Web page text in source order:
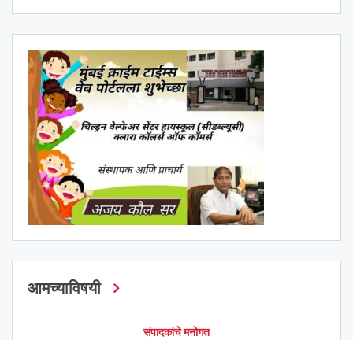
आमच्याविषयी
संपादकांचे मनोगत